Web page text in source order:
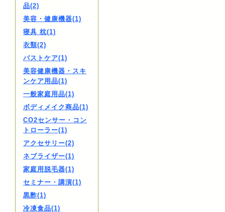
品(2)
美容・健康機器(1)
寝具 枕(1)
衣類(2)
バストケア(1)
美容健康機器・スキ
ンケア用品(1)
一般家庭用品(1)
ボディメイク商品(1)
CO2センサー・コン
トローラー(1)
アクセサリー(2)
ネブライザー(1)
家庭用脱毛器(1)
セミナー・講演(1)
黒酢(1)
冷凍食品(1)